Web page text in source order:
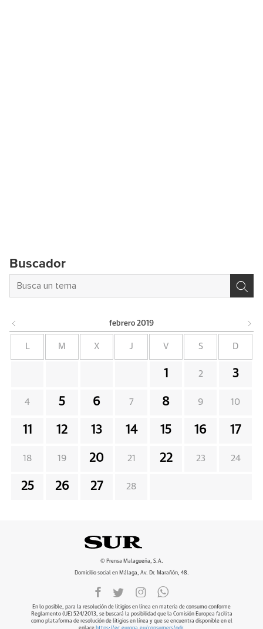
Buscador
febrero 2019
L M X J V S D
1 2 3
4 5 6 7 8 9 10
11 12 13 14 15 16 17
18 19 20 21 22 23 24
25 26 27 28
© Prensa Malagueña, S.A.
Domicilio social en Málaga, Av. Dr. Marañón, 48.
En lo posible, para la resolución de litigios en línea en materia de consumo conforme
Reglamento (UE) 524/2013, se buscará la posibilidad que la Comisión Europea facilita
como plataforma de resolución de litigios en línea y que se encuentra disponible en el